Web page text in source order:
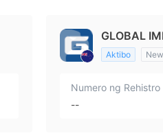
GLOBAL
Aktibo
Numero ng Rehistro
--